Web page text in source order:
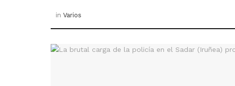
in Varios